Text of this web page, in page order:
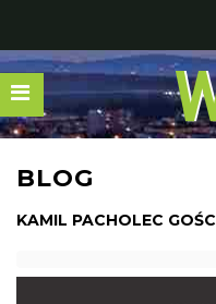
BLOG
KAMIL PACHOLEC